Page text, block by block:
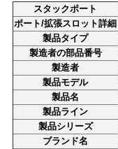
ュ
ー
ス
事
スタックポート
ポート/拡張スロット詳細
製品タイプ
製造者の部品番号
製造者
製品モデル
製品名
製品ライン
製品シリーズ
ブランド名